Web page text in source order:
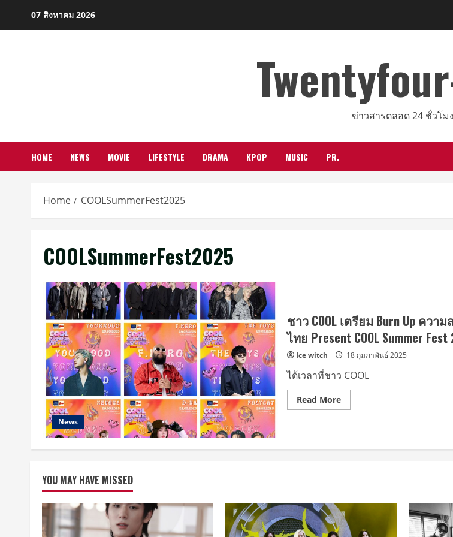
07 สิงหาคม 2026
ข่าวสารตลอด 24 ชั่วโมง
HOME NEWS MOVIE LIFESTYLE DRAMA KPOP MUSIC PR.
Home COOLSummerFest2025
COOLSummerFest2025
News
ชาว COOL เตรียม Burn Up คว
ไทย Present COOL Summer
Ice witch 18 กุมภาพันธ์ 2025
ได้เวลาที่ชาว COOL
Read MoreRead
more
Burn
หาด
เป็น
ไฟ!
ใน
‘BBLAM
YOU MAY HAVE MISSED